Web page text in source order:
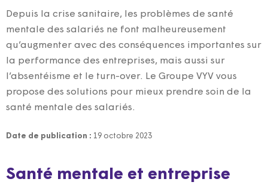
Depuis la crise sanitaire, les problèmes de santé
mentale des salariés ne font malheureusement
qu’augmenter avec des conséquences importantes sur
la performance des entreprises, mais aussi sur
l’absentéisme et le turn-over. Le Groupe VYV vous
propose des solutions pour mieux prendre soin de la
santé mentale des salariés.
Date de publication : 19 octobre 2023
Santé mentale et entreprise